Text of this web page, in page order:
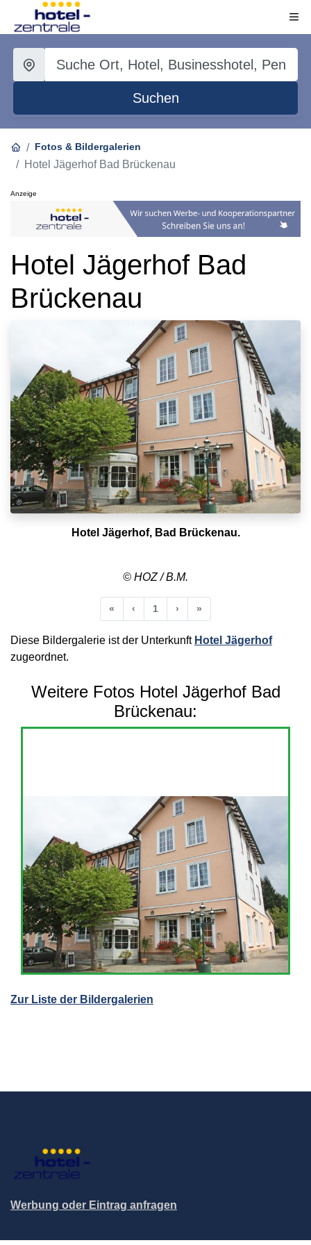
Suchen
Fotos & Bildergalerien
Hotel Jägerhof Bad Brückenau
Anzeige
Hotel Jägerhof Bad
Brückenau
Hotel Jägerhof, Bad Brückenau.
© HOZ / B.M.
« Anfang
‹ Vorherige
1 › Nächste
»
Diese Bildergalerie ist der Unterkunft Hotel Jägerhof
zugeordnet.
Weitere Fotos Hotel Jägerhof Bad
Brückenau:
Zur Liste der Bildergalerien
Werbung oder Eintrag anfragen